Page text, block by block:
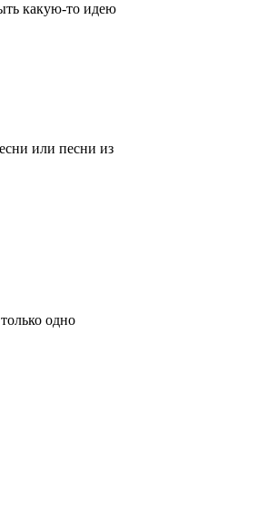
какую-то идею
или песни из
одно